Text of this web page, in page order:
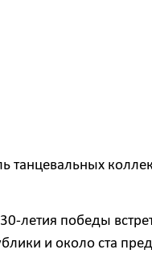
летия победы
и около ста